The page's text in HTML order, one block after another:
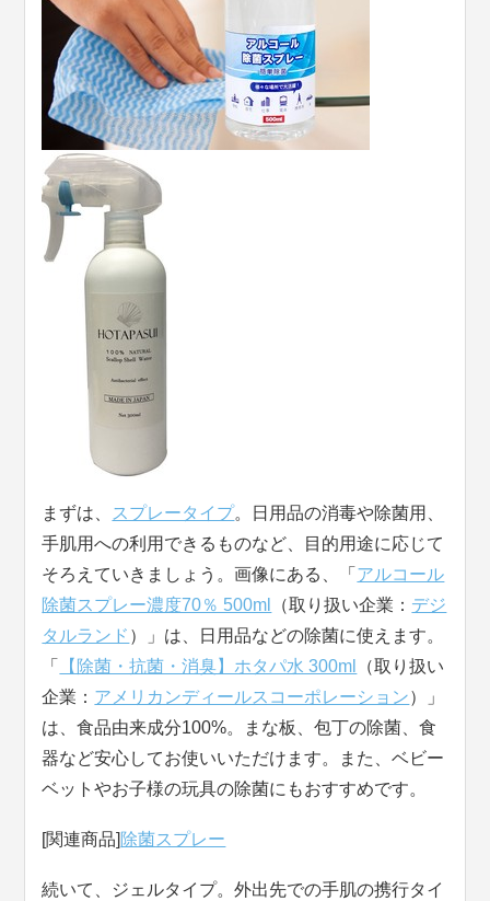
まずは、 スプレータイプ。日用品の消毒や除菌用、
手肌用への利用できるものなど、目的用途に応じて
そろえていきましょう。画像にある、「 アルコール
除菌スプレー濃度70％ 500ml
（取り扱い企業： デジ
タルランド ）」は、日用品などの除菌に使えます。
「
【除菌・抗菌・消臭】ホタパ水 300ml
（取り扱い
企業： アメリカンディールスコーポレーション）」
は、食品由来成分100%。まな板、包丁の除菌、食
器など安心してお使いいただけます。また、ベビー
ベットやお子様の玩具の除菌にもおすすめです。
[関連商品] 除菌スプレー
続いて、ジェルタイプ。外出先での手肌の携行タイ